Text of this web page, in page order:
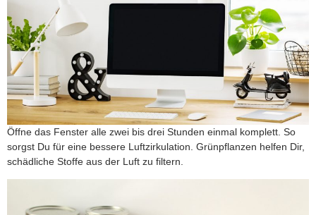
Öffne das Fenster alle zwei bis drei Stunden einmal komplett. So
sorgst Du für eine bessere Luftzirkulation. Grünpflanzen helfen Dir,
schädliche Stoffe aus der Luft zu filtern.